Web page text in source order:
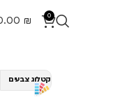
0
₪
קטלוג צבעים